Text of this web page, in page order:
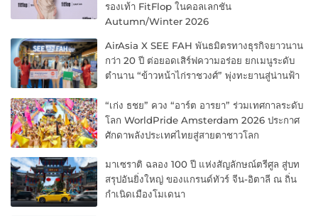
รองเท้า FitFlop ในคอลเลกชัน
Autumn/Winter 2026
AirAsia X SEE FAH พันธมิตรทางธุรกิจยาวนาน
กว่า 20 ปี ต่อยอดเสิร์ฟความอร่อย ยกเมนูระดับ
ตำนาน “ข้าวหน้าไก่ราชวงศ์” พุ่งทะยานสู่น่านฟ้า
“เก่ง ธชย” ควง “อาร์ต อารยา” ร่วมเทศกาลระดับ
โลก WorldPride Amsterdam 2026 ประกาศ
ศักดาพลังประเทศไทยสู่สายตาชาวโลก
มาเซราติ ฉลอง 100 ปี แห่งสัญลักษณ์ตรีศูล สู่บท
สรุปอันยิ่งใหญ่ ของแกรนด์ทัวร์ จีน-อิตาลี ณ ถิ่น
กำเนิดเมืองโมเดนา